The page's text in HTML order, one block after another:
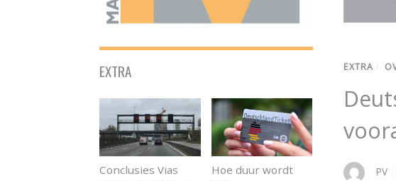
EXTRA /
PV
EXTRA
Conclusies Vias
Hoe duur wordt